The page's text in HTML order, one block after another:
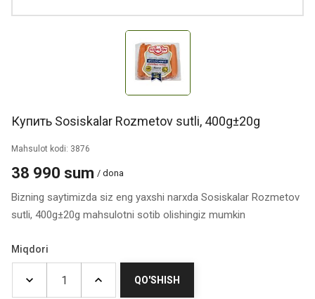
Купить Sosiskalar Rozmetov sutli, 400g±20g
Mahsulot kodi: 3876
38 990 sum / dona
Bizning saytimizda siz eng yaxshi narxda Sosiskalar Rozmetov
sutli, 400g±20g mahsulotni sotib olishingiz mumkin
Miqdori
QO'SHISH